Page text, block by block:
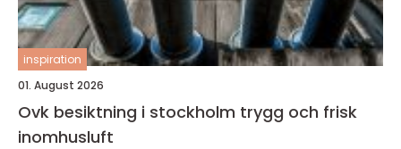
inspiration
01. August 2026
Ovk besiktning i stockholm trygg och frisk
inomhusluft